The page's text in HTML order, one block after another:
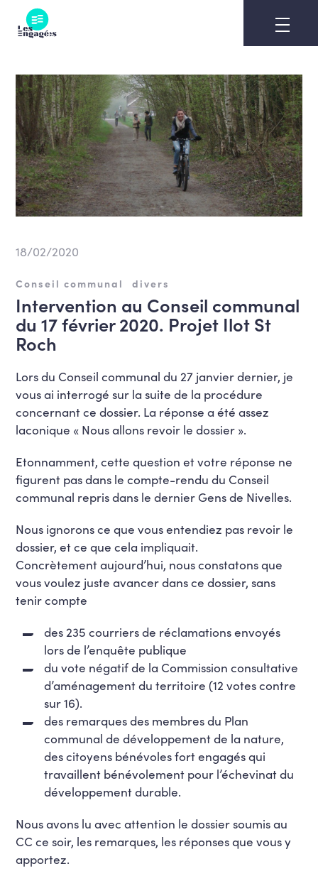
content
18/02/2020
Conseil communal divers
Intervention au Conseil communal
du 17 février 2020. Projet Ilot St
Roch
Lors du Conseil communal du 27 janvier dernier, je
vous ai interrogé sur la suite de la procédure
concernant ce dossier. La réponse a été assez
laconique « Nous allons revoir le dossier ».
Etonnamment, cette question et votre réponse ne
figurent pas dans le compte-rendu du Conseil
communal repris dans le dernier Gens de Nivelles.
Nous ignorons ce que vous entendiez pas revoir le
dossier, et ce que cela impliquait.
Concrètement aujourd’hui, nous constatons que
vous voulez juste avancer dans ce dossier, sans
tenir compte
des 235 courriers de réclamations envoyés
lors de l’enquête publique
du vote négatif de la Commission consultative
d’aménagement du territoire (12 votes contre
sur 16).
des remarques des membres du Plan
communal de développement de la nature,
des citoyens bénévoles fort engagés qui
travaillent bénévolement pour l’échevinat du
développement durable.
Nous avons lu avec attention le dossier soumis au
CC ce soir, les remarques, les réponses que vous y
apportez.